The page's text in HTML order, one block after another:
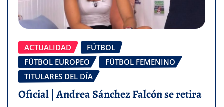
ACTUALIDAD
FÚTBOL
FÚTBOL EUROPEO
FÚTBOL FEMENINO
TITULARES DEL DÍA
Oficial | Andrea Sánchez Falcón se retira